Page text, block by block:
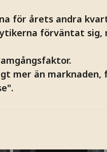
för årets andra
förväntat sig,
mer än